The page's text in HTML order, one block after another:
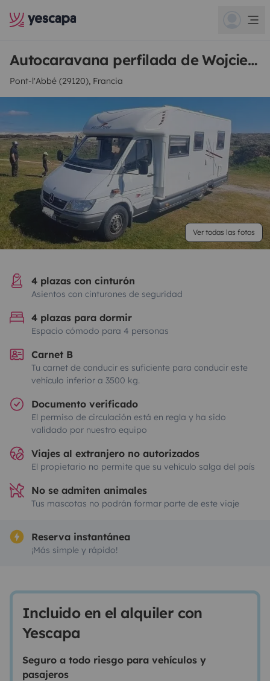
Autocaravana perfilada de Wojciech
Pont-l'Abbé (29120), Francia
Ver todas las fotos
4 plazas con cinturón
Asientos con cinturones de seguridad
4 plazas para dormir
Espacio cómodo para 4 personas
Carnet B
Tu carnet de conducir es suficiente para conducir este
vehículo inferior a 3500 kg.
Documento verificado
El permiso de circulación está en regla y ha sido
validado por nuestro equipo
Viajes al extranjero no autorizados
El propietario no permite que su vehículo salga del país
No se admiten animales
Tus mascotas no podrán formar parte de este viaje
Reserva instantánea
¡Más simple y rápido!
Incluido en el alquiler con
Yescapa
Seguro a todo riesgo para vehículos y
pasajeros